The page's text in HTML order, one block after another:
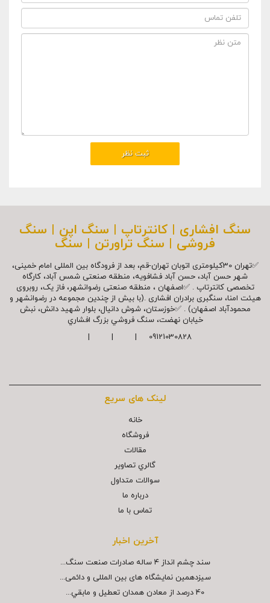
سنگ افشاری | کانترتاپ | سنگ اپن | سنگ
فروشی | سنگ تراورتن | سنگ
✅تهران 30کیلومتری اتوبان تهران-قم، بعد از فرودگاه بین المللی امام خمینی،
شهر حسن آباد، حسن آباد فشافویه، منطقه صنعتی شمس آباد، کارگاه
تخصصی کانترتاپ . ✅اصفهان ، منطقه صنعتی رضوانشهر، فاز یک، روبروی
هیئت امنا، سنگبری برادران افشاری .(با بیش از چندین مجموعه در رضوانشهر و
محمودآباد اصفهان) . ✅خوزستان، شوش دانیال، بلوار شهيد دانش، نبش
خیابان نهضت، سنگ فروشي بزرگ افشاري
09121030828 | | |
لینک های سریع
خانه
فروشگاه
مقالات
گالري تصاوير
سوالات متداول
درباره ما
تماس با ما
آخرین اخبار
سند چشم انداز ۴ ساله صادرات صنعت سنگ...
سیزدهمین نمایشگاه های بین المللی و دائمی...
40 درصد از معادن همدان تعطيل و مابقي...